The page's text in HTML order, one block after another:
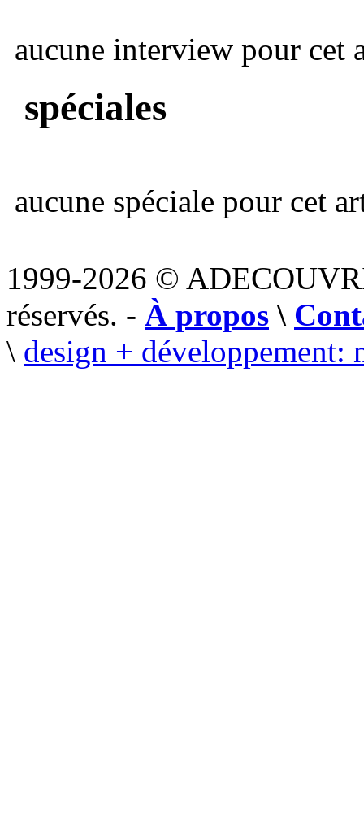
aucune interview pour cet
spéciales
aucune spéciale pour cet
1999-2026 ©
réservés. - À propos \
\ design + développement: